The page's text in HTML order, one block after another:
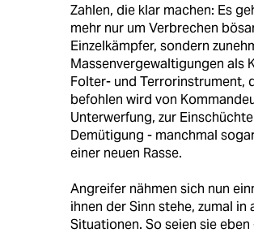
Zahlen, die klar machen: Es
mehr nur um Verbrechen
Einzelkämpfer, sondern
Massenvergewaltigungen als
Folter- und Terrorinstrument,
befohlen wird von
Unterwerfung, zur
Demütigung - manchmal
einer neuen Rasse.
Angreifer nähmen sich nun
ihnen der Sinn stehe, zumal in
Situationen. So seien sie eben